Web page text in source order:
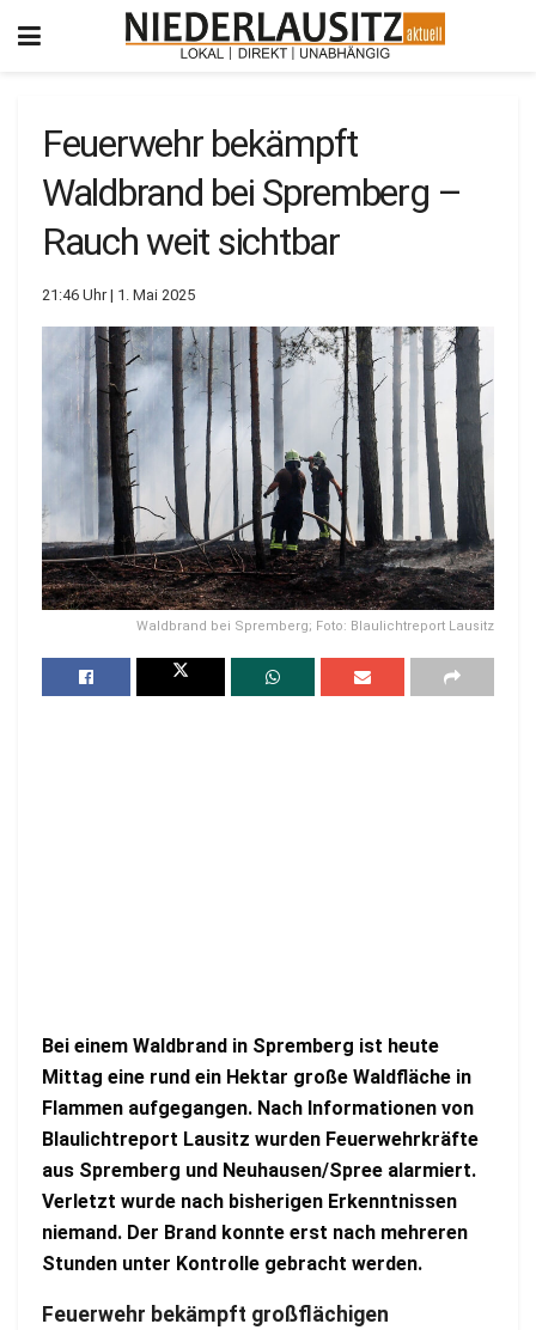
Feuerwehr bekämpft
Waldbrand bei Spremberg –
Rauch weit sichtbar
21:46 Uhr | 1. Mai 2025
Waldbrand bei Spremberg; Foto: Blaulichtreport Lausitz
Bei einem Waldbrand in Spremberg ist heute
Mittag eine rund ein Hektar große Waldfläche in
Flammen aufgegangen. Nach Informationen von
Blaulichtreport Lausitz wurden Feuerwehrkräfte
aus Spremberg und Neuhausen/Spree alarmiert.
Verletzt wurde nach bisherigen Erkenntnissen
niemand. Der Brand konnte erst nach mehreren
Stunden unter Kontrolle gebracht werden.
Feuerwehr bekämpft großflächigen